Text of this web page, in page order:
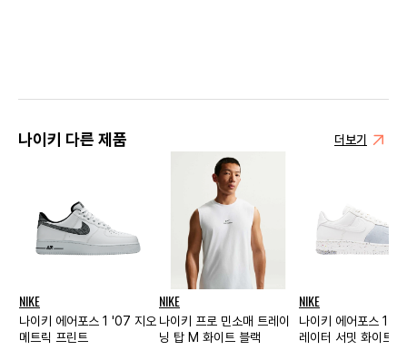
나이키 다른 제품 더보기
NIKE
나이키 에어포스 1 '07 지오
메트릭 프린트
NIKE
나이키 프로 민소매 트레이
닝 탑 M 화이트 블랙
NIKE
나이키 에어포스 1 로
레이터 서밋 화이트